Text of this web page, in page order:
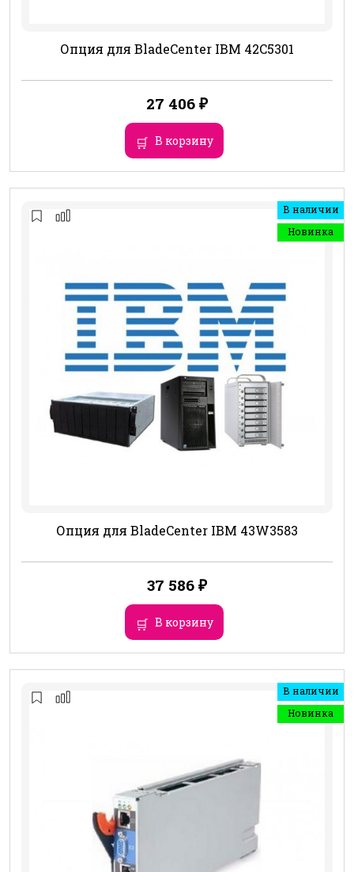
Опция для BladeCenter IBM 42C5301
27 406 ₽
В корзину
В наличии
Новинка
Опция для BladeCenter IBM 43W3583
37 586 ₽
В корзину
В наличии
Новинка